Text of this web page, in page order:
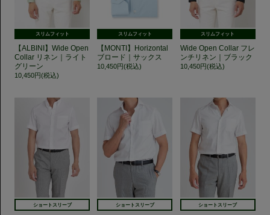
スリムフィット
【ALBINI】Wide Open
Collar リネン｜ライト
グリーン
10,450円(税込)
スリムフィット
【MONTI】Horizontal
ブロード｜サックス
10,450円(税込)
スリムフィット
Wide Open Collar フレ
ンチリネン｜ブラック
10,450円(税込)
ショートスリーブ ショートスリーブ ショートスリーブ